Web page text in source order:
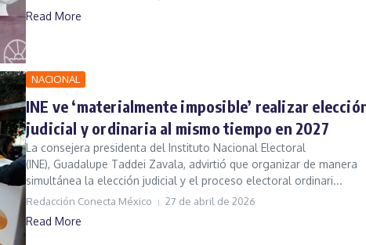
Read More
NACIONAL
INE ve ‘materialmente imposible’ realizar
judicial y ordinaria al mismo tiempo en 2027
La consejera presidenta del Instituto Nacional Electoral
(INE), Guadalupe Taddei Zavala, advirtió que organizar de manera
simultánea la elección judicial y el proceso electoral ordinari...
Redacción Conecta México 27 de abril de 2026
Read More